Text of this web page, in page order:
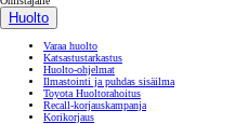
Huolto
Varaa huolto
Katsastustarkastus
Huolto-ohjelmat
Ilmastointi ja puhdas sisäilma
Toyota Huoltorahoitus
Recall-korjauskampanja
Korikorjaus